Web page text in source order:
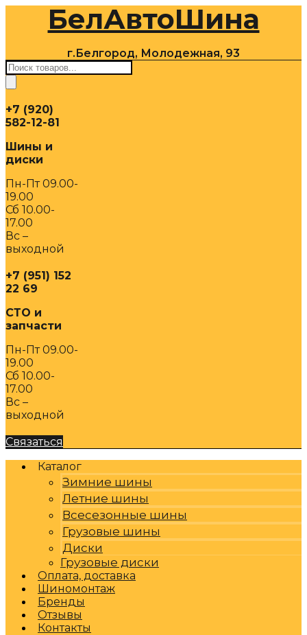
содержимомуБелАвтоШина
г.Белгород, Молодежная, 93
Поиск
товаров
+7 (920)
582-12-81
Шины и
диски
Пн-Пт 09.00-
19.00
Сб 10.00-
17.00
Вс –
выходной
+7 (951) 152
22 69
СТО и
запчасти
Пн-Пт 09.00-
19.00
Сб 10.00-
17.00
Вс –
выходной
Связаться
Каталог
Зимние шины
Летние шины
Всесезонные шины
Грузовые шины
Диски
Грузовые диски
Оплата, доставка
Шиномонтаж
Бренды
Отзывы
Контакты